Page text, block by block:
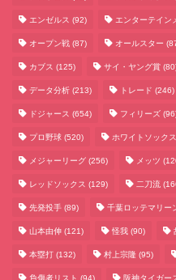
エンゼルス (92) エンターテイン
オープン戦 (87) オールスター
カブス (125) サイ・ヤング賞
データ分析 (213) トレード (246)
ドジャース (654) フィリーズ
プロ野球 (520) ホワイトソックス
メジャーリーグ (256) メッツ
レッドソックス (129) 二刀流
先発投手 (89) 千葉ロッテマリー
山本由伸 (121) 怪我 (90)
本塁打 (132) 村上宗隆 (95)
負傷者リスト (94) 阪神タイガー
ビジ